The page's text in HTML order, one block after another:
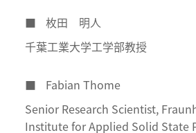
■
枚田 明人
千葉工業大学工学部教授
■
Fabian Thome
Senior Research Scientist,
Institute for Applied Solid State